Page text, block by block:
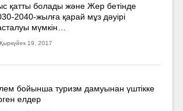
қатты болады және Жер бетінде
2040­-жылға қарай мұз дәуірі
мүмкін…
Қыркүйек 19, 2017
бойынша туризм дамуынан үштікке
елдер